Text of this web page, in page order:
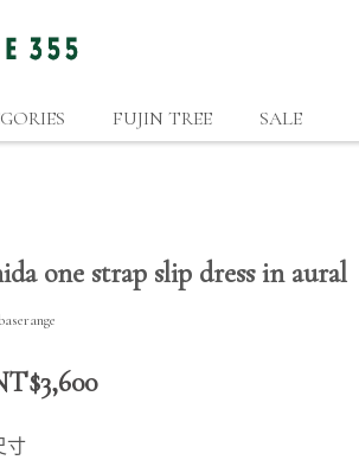
FUJIN TREE SALE
one strap slip dress in aural
寸